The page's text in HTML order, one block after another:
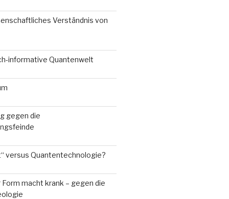
Verständnis von
informative Quantenwelt
gegen die
versus Quantentechnologie?
Form macht krank – gegen die